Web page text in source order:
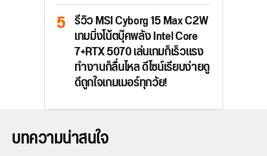
รีวิว MSI Cyborg 15 Max C2W
เกมมิ่งโน้ตบุ๊คพลัง Intel Core
7+RTX 5070 เล่นเกมก็เร็วแรง
ทำงานก็ลื่นไหล ดีไซน์เรียบง่ายดู
ดีถูกใจเกมเมอร์ทุกวัย!
บทความน่าสนใจ